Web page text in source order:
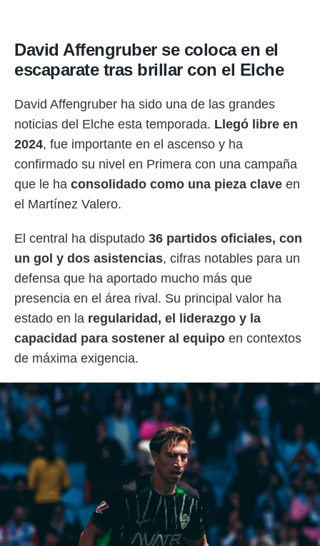
se
para
aunque
no
Puedes
acceder a
web a
únicos
similares
como
este sitio
IP
de
posible
traten tus
en
a lo que
Para
su
David Affengruber se coloca en el
escaparate tras brillar con el Elche
David Affengruber ha sido una de las grandes
noticias del Elche esta temporada. Llegó libre en
2024, fue importante en el ascenso y ha
confirmado su nivel en Primera con una campaña
que le ha consolidado como una pieza clave en
el Martínez Valero.
El central ha disputado 36 partidos oficiales, con
un gol y dos asistencias, cifras notables para un
defensa que ha aportado mucho más que
presencia en el área rival. Su principal valor ha
estado en la regularidad, el liderazgo y la
capacidad para sostener al equipo en contextos
de máxima exigencia.